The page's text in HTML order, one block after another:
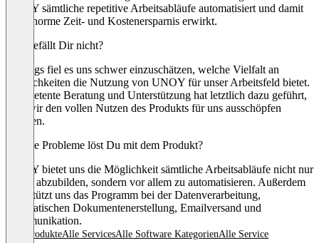
UNOY sämtliche repetitive Arbeitsabläufe automatisiert und damit
eine enorme Zeit- und Kostenersparnis erwirkt.
Was gefällt Dir nicht?
Anfangs fiel es uns schwer einzuschätzen, welche Vielfalt an
Möglichkeiten die Nutzung von UNOY für unser Arbeitsfeld bietet.
Kompetente Beratung und Unterstützung hat letztlich dazu geführt,
dass wir den vollen Nutzen des Produkts für uns ausschöpfen
konnten.
Welche Probleme löst Du mit dem Produkt?
UNOY bietet uns die Möglichkeit sämtliche Arbeitsabläufe nicht nur
digital abzubilden, sondern vor allem zu automatisieren. Außerdem
unterstützt uns das Programm bei der Datenverarbeitung,
automatischen Dokumentenerstellung, Emailversand und
Kommunikation.
Alle ProdukteAlle ServicesAlle Software KategorienAlle Service